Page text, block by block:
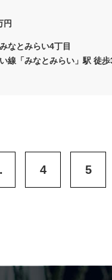
円
なとみらい4丁目
線「みなとみらい」駅 徒歩
4 5